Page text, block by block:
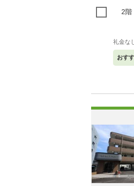
2階
礼金な
おす